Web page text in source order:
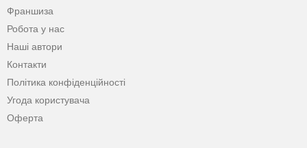
Франшиза
Робота у нас
Наші автори
Контакти
Політика конфіденційності
Угода користувача
Оферта